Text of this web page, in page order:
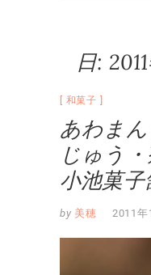
日:
和菓子
あわま
じゅう
小池菓子
by 美穂 2011年